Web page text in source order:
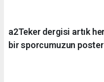
a2Teker dergisi artık
bir sporcumuzun